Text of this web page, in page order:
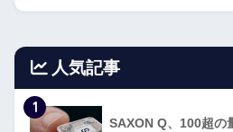
人気記事
1
SAXON Q、100超の